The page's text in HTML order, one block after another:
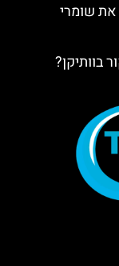
את שומרי
בוותיקן?